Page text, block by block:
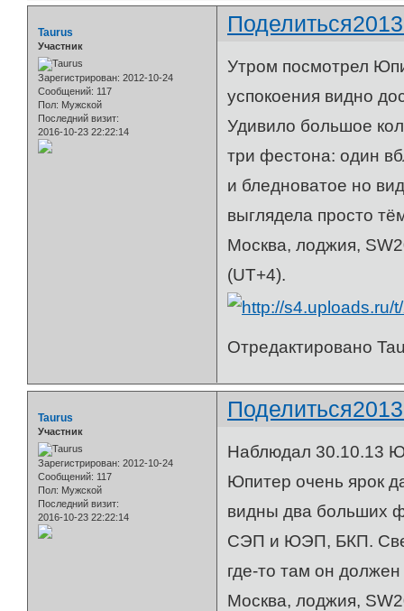
Поделиться
Taurus
Участник
Зарегистрирован: 2012-10-24
Сообщений: 117
Пол: Мужской
Последний визит:
2016-10-23 22:22:14
Утром посмотрел
успокоения видно
Удивило большое
три фестона: один
и бледноватое но
выглядела просто
Москва, лоджия,
(UT+4).
Отредактировано
Поделиться
Taurus
Участник
Зарегистрирован: 2012-10-24
Сообщений: 117
Пол: Мужской
Последний визит:
2016-10-23 22:22:14
Наблюдал 30.10.13
Юпитер очень ярок
видны два больших
СЭП и ЮЭП, БКП.
где-то там он
Москва, лоджия,